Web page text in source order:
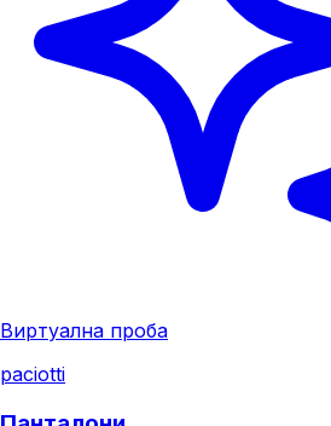
Виртуална проба
paciotti